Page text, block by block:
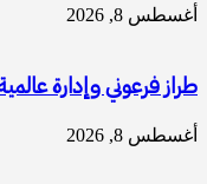
أغسطس 8, 2026
طراز فرعوني وإدارة
أغسطس 8, 2026